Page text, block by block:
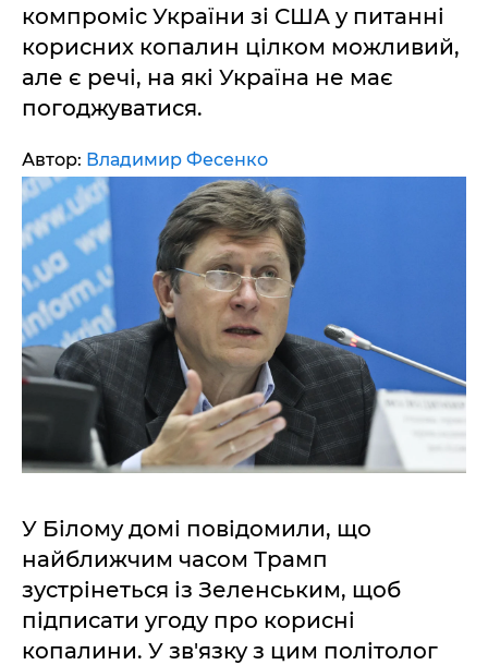
компроміс України зі США у питанні
корисних копалин цілком можливий,
але є речі, на які Україна не має
погоджуватися.
Автор: Владимир Фесенко
У Білому домі повідомили, що
найближчим часом Трамп
зустрінеться із Зеленським, щоб
підписати угоду про корисні
копалини. У зв'язку з цим політолог